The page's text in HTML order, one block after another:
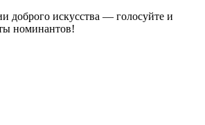
доброго искусства — голосуйте и
номинантов!